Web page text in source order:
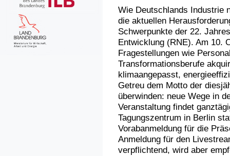
Wie Deutschlands Industrie
die aktuellen
Schwerpunkte der 22.
Entwicklung (RNE). Am 10.
Fragestellungen wie
Transformationsberufe
klimaangepasst,
Getreu dem Motto der
überwinden: neue Wege in
Veranstaltung findet
Tagungszentrum in Berlin
Vorabanmeldung für die
Anmeldung für den
verpflichtend, wird aber